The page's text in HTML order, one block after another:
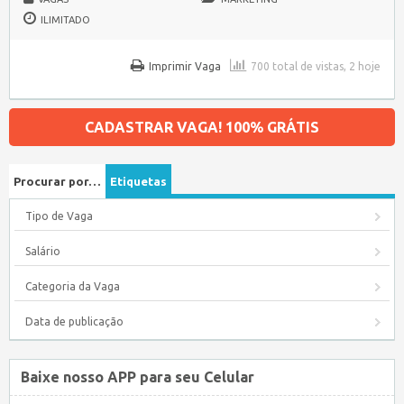
ILIMITADO
700 total de vistas, 2 hoje
Imprimir Vaga
CADASTRAR VAGA! 100% GRÁTIS
Procurar por… Etiquetas
Tipo de Vaga
Salário
Categoria da Vaga
Data de publicação
Baixe nosso APP para seu Celular